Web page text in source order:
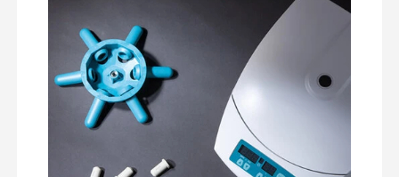
Télécharger
Contact